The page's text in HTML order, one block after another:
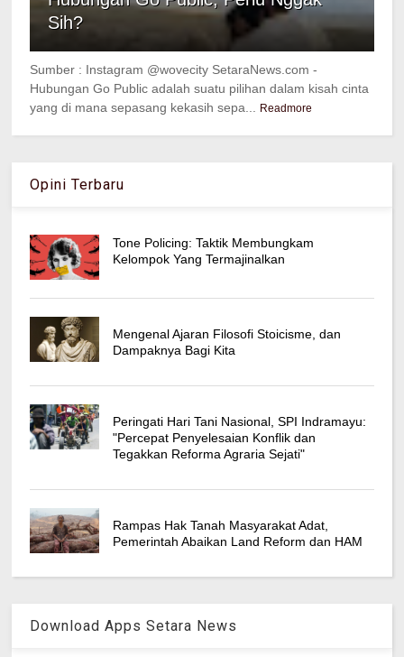
Sih?
Sumber : Instagram @wovecity SetaraNews.com -
Hubungan Go Public adalah suatu pilihan dalam kisah cinta
yang di mana sepasang kekasih sepa...
Readmore
Opini Terbaru
Tone Policing: Taktik Membungkam
Kelompok Yang Termajinalkan
Mengenal Ajaran Filosofi Stoicisme, dan
Dampaknya Bagi Kita
Peringati Hari Tani Nasional, SPI Indramayu:
"Percepat Penyelesaian Konflik dan
Tegakkan Reforma Agraria Sejati"
Rampas Hak Tanah Masyarakat Adat,
Pemerintah Abaikan Land Reform dan HAM
Download Apps Setara News